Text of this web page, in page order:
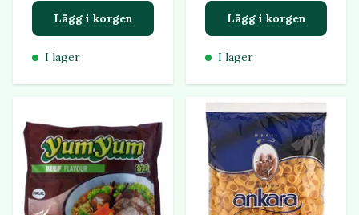
Lägg i korgen
I lager
Lägg i korgen
I lager